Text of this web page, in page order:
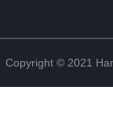
Copyright © 2021